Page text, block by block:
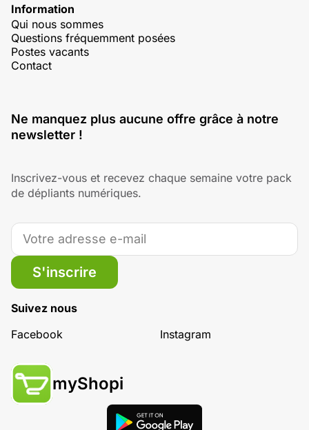
Information
Qui nous sommes
Questions fréquemment posées
Postes vacants
Contact
Ne manquez plus aucune offre grâce à notre
newsletter !
Inscrivez-vous et recevez chaque semaine votre pack
de dépliants numériques.
S'inscrire
Suivez nous
Facebook
Instagram
myShopi